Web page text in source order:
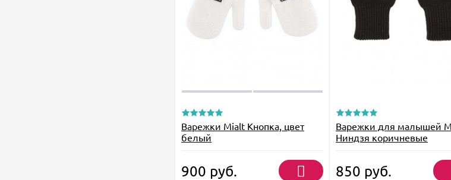
Варежки Mialt Кнопка, цвет
белый
900 руб.
Варежки для малышей
Ниндзя коричневые
850 руб.